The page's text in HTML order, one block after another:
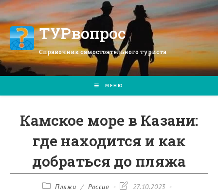
Перейти
к
содержимомуТУРвопрос
Справочник самостоятельного туриста
МЕНЮ
Камское море в Казани:
где находится и как
добраться до пляжа
Рубрика
Пляжи / Россия
Запись27.10.2023